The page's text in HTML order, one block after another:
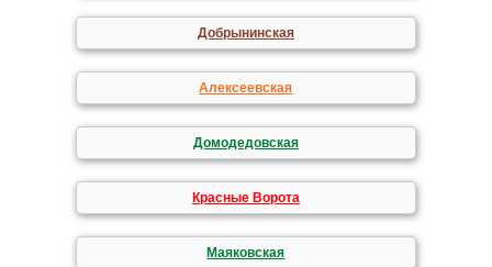
Добрынинская
Алексеевская
Домодедовская
Красные Ворота
Маяковская